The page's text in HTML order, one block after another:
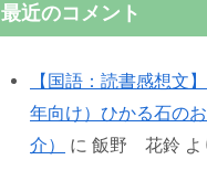
最近のコメント
【国語：読書感想文
年向け）ひかる石の
介）
に 飯野 花鈴 よ